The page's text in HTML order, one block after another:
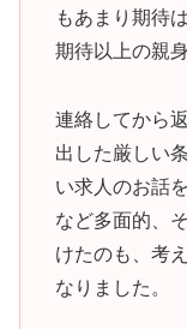
もあまり期待
期待以上の親
連絡してから
出した厳しい
い求人のお話
など多面的、
けたのも、考
なりました。